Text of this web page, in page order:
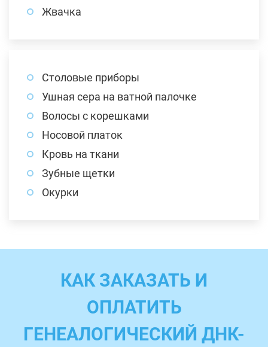
Жвачка
Столовые приборы
Ушная сера на ватной палочке
Волосы с корешками
Носовой платок
Кровь на ткани
Зубные щетки
Окурки
КАК ЗАКАЗАТЬ И
ОПЛАТИТЬ
ГЕНЕАЛОГИЧЕСКИЙ ДНК-